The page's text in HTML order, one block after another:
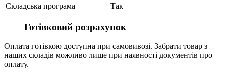
Складська програма
Так
Готівковий розрахунок
Оплата готівкою доступна при самовивозі. Забрати товар з
наших складів можливо лише при наявності документів про
оплату.